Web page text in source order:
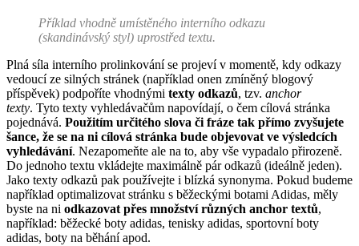
Příklad vhodně umístěného interního odkazu
(skandinávský styl) uprostřed textu.
Plná síla interního prolinkování se projeví v momentě, kdy odkazy
vedoucí ze silných stránek (například onen zmíněný blogový
příspěvek) podpoříte vhodnými texty odkazů, tzv. anchor
texty. Tyto texty vyhledávačům napovídají, o čem cílová stránka
pojednává. Použitím určitého slova či fráze tak přímo zvyšujete
šance, že se na ni cílová stránka bude objevovat ve výsledcích
vyhledávání. Nezapomeňte ale na to, aby vše vypadalo přirozeně.
Do jednoho textu vkládejte maximálně pár odkazů (ideálně jeden).
Jako texty odkazů pak používejte i blízká synonyma. Pokud budeme
například optimalizovat stránku s běžeckými botami Adidas, měly
byste na ni odkazovat přes množství různých anchor textů,
například: běžecké boty adidas, tenisky adidas, sportovní boty
adidas, boty na běhání apod.